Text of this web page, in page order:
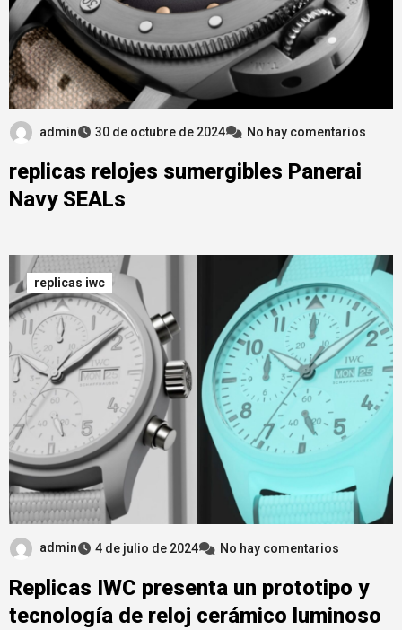
admin 30 de octubre de 2024 No hay comentarios
replicas relojes sumergibles Panerai
Navy SEALs
replicas iwc
admin 4 de julio de 2024 No hay comentarios
Replicas IWC presenta un prototipo y
tecnología de reloj cerámico luminoso